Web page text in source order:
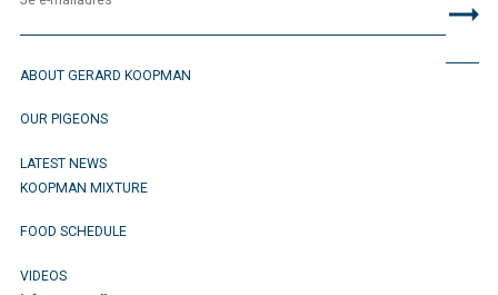
ABOUT GERARD KOOPMAN
OUR PIGEONS
LATEST NEWS
KOOPMAN MIXTURE
FOOD SCHEDULE
VIDEOS